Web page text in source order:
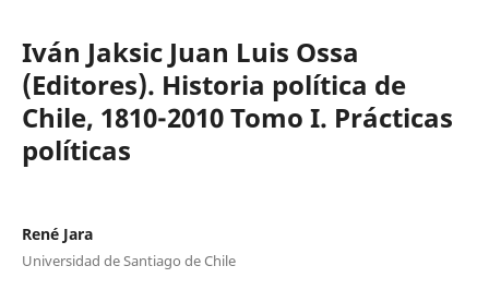
Iván Jaksic Juan Luis Ossa
(Editores). Historia política de
Chile, 1810-2010 Tomo I. Prácticas
políticas
René Jara
Universidad de Santiago de Chile